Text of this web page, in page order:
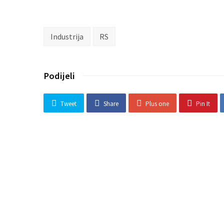
Industrija RS
Podijeli
Tweet Share Plus one Pin It